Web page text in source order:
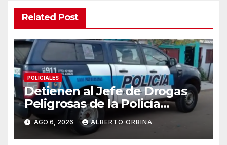
Related Post
POLICIALES
Detienen al Jefe de Drogas
Peligrosas de la Policía
Federal en Córdoba: enfrenta
varios cargos
AGO 6, 2026 ALBERTO ORBINA